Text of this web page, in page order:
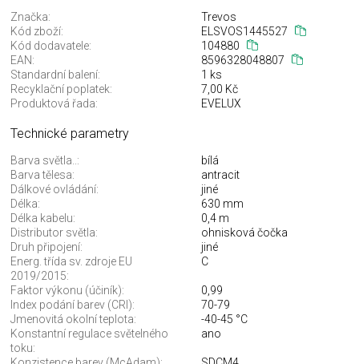
Značka:
Trevos
Kód zboží:
ELSVOS1445527
Kód dodavatele:
104880
EAN:
8596328048807
Standardní balení:
1 ks
Recyklační poplatek:
7,00 Kč
Produktová řada:
EVELUX
Technické parametry
Barva světla..:
bílá
Barva tělesa:
antracit
Dálkové ovládání:
jiné
Délka:
630 mm
Délka kabelu:
0,4 m
Distributor světla:
ohnisková čočka
Druh připojení:
jiné
Energ. třída sv. zdroje EU
2019/2015:
C
Faktor výkonu (účiník):
0,99
Index podání barev (CRI):
70-79
Jmenovitá okolní teplota:
-40-45 °C
Konstantní regulace světelného
toku:
ano